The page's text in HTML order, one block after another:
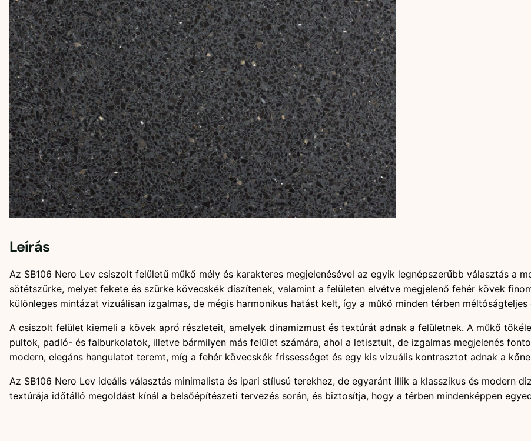
Leírás
Az SB106 Nero Lev csiszolt felületű műkő mély és karakteres megjelenésével az egyik legnépszerűbb választás a
sötétszürke, melyet fekete és szürke kövecskék díszítenek, valamint a felületen elvétve megjelenő fehér kövek
különleges mintázat vizuálisan izgalmas, de mégis harmonikus hatást kelt, így a műkő minden térben
A csiszolt felület kiemeli a kövek apró részleteit, amelyek dinamizmust és textúrát adnak a felületnek. A műkő
pultok, padló- és falburkolatok, illetve bármilyen más felület számára, ahol a letisztult, de izgalmas megjelenés
modern, elegáns hangulatot teremt, míg a fehér kövecskék frissességet és egy kis vizuális kontrasztot adnak a
Az SB106 Nero Lev ideális választás minimalista és ipari stílusú terekhez, de egyaránt illik a klasszikus és modern
textúrája időtálló megoldást kínál a belsőépítészeti tervezés során, és biztosítja, hogy a térben mindenképpen